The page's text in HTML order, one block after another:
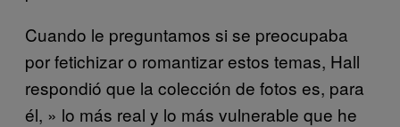
Cuando le preguntamos si se preocupaba
por fetichizar o romantizar estos temas, Hall
respondió que la colección de fotos es, para
él, » lo más real y lo más vulnerable que he